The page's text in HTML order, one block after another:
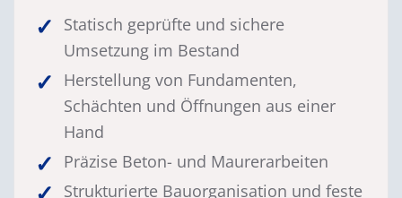
Statisch geprüfte und sichere
Umsetzung im Bestand
Herstellung von Fundamenten,
Schächten und Öffnungen aus einer
Hand
Präzise Beton- und Maurerarbeiten
Strukturierte Bauorganisation und feste